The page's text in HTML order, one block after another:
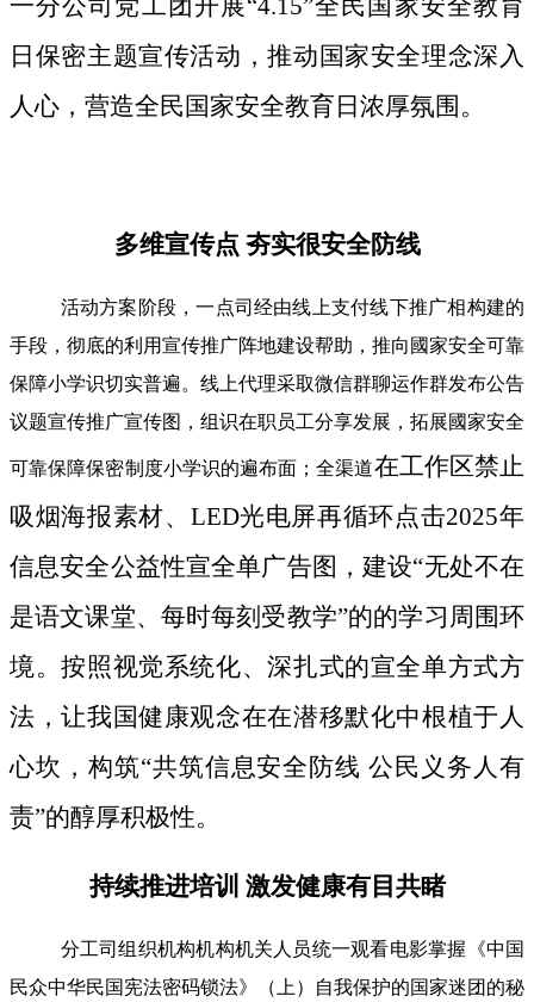
一分公司党工团开展“4.15”全民国家安全教育
日保密主题宣传活动，推动国家安全理念深入
人心，营造全民国家安全教育日浓厚氛围。
多维宣传点 夯实很安全防线
活动方案阶段，一点司经由线上支付线下推广相构建的
手段，彻底的利用宣传推广阵地建设帮助，推向國家安全可靠
保障小学识切实普遍。线上代理采取微信群聊运作群发布公告
议题宣传推广宣传图，组识在职员工分享发展，拓展國家安全
可靠保障保密制度小学识的遍布面；全渠道在工作区禁止
吸烟海报素材、LED光电屏再循环点击2025年
信息安全公益性宣全单广告图，建设“无处不在
是语文课堂、每时每刻受教学”的的学习周围环
境。按照视觉系统化、深扎式的宣全单方式方
法，让我国健康观念在在潜移默化中根植于人
心坎，构筑“共筑信息安全防线 公民义务人有
责”的醇厚积极性。
持续推进培训 激发健康有目共睹
分工司组织机构机构机关人员统一观看电影掌握《中国
民众中华民国宪法密码锁法》（上）自我保护的国家迷团的秘